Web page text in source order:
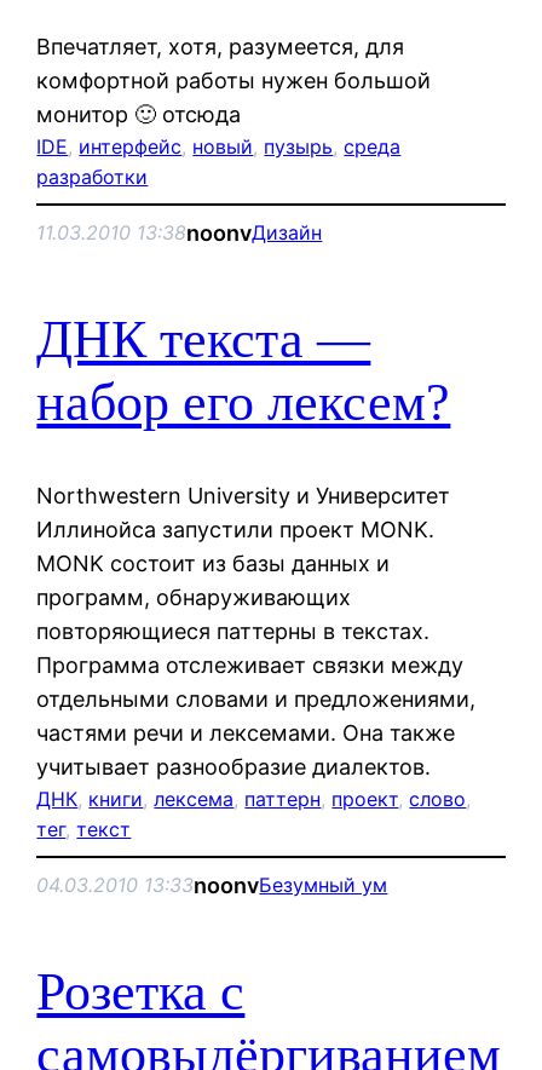
Впечатляет, хотя, разумеется, для
комфортной работы нужен большой
монитор 🙂 отсюда
IDE, интерфейс, новый, пузырь, среда
разработки
11.03.2010 13:38noonvДизайн
ДНК текста —
набор его лексем?
Northwestern University и Университет
Иллинойса запустили проект MONK.
MONK состоит из базы данных и
программ, обнаруживающих
повторяющиеся паттерны в текстах.
Программа отслеживает связки между
отдельными словами и предложениями,
частями речи и лексемами. Она также
учитывает разнообразие диалектов.
ДНК, книги, лексема, паттерн, проект, слово
тег, текст
04.03.2010 13:33noonvБезумный ум
Розетка с
самовыдёргиванием